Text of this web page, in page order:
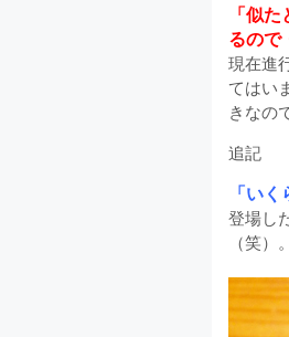
「似
るので
現在進
てはい
きなの
追記
「い
登場し
（笑）。